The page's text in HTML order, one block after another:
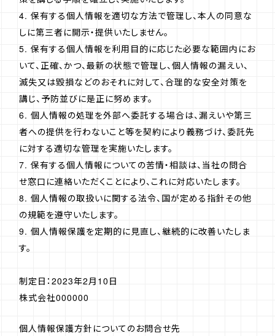
4. 保有する個人情報を適切な方法で管理し、本人の同意な
しに第三者に開示・提供いたしません。
5. 保有する個人情報を利用目的に応じた必要な範囲内にお
いて、正確、かつ、最新の状態で管理し、個人情報の漏えい、
滅失又は毀損などのおそれに対して、合理的な安全対策を
講じ、予防並びに是正に努めます。
6. 個人情報の処理を外部へ委託する場合は、漏えいや第三
者への提供を行わないこと等を契約により義務づけ、委託先
に対する適切な管理を実施いたします。
7. 保有する個人情報についての苦情・相談は、当社の問合
せ窓口に連絡いただくことにより、これに対応いたします。
8. 個人情報の取扱いに関する法令、国が定める指針その他
の規範を遵守いたします。
9. 個人情報保護を定期的に見直し、継続的に改善いたしま
す。
制定日：2023年2月10日
株式会社000000
個人情報保護方針についてのお問合せ先